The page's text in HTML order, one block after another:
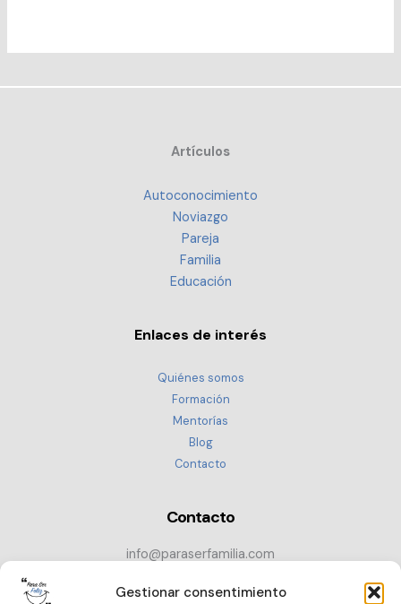
Gestionar consentimiento
Artículos
Autoconocimiento
Noviazgo
Pareja
Familia
Educación
Enlaces de interés
Quiénes somos
Formación
Mentorías
Blog
Contacto
Contacto
info@paraserfamilia.com